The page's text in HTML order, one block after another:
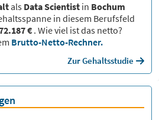
als Data Scientist in Bochum
in diesem Berufsfeld
€ . Wie viel ist das netto?
Brutto-Netto-Rechner.
Zur Gehaltsstudie